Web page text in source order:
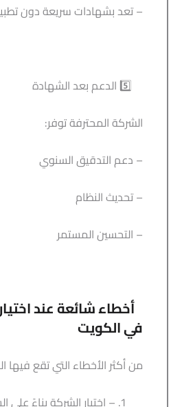
– تعد بشهادات سريعة دون
الشركة المحترفة توفر:
– دعم التدقيق السنوي
– تحديث النظام
– التحسين المستمر
أخطاء شائعة عند
في الكويت
من أكثر الأخطاء التي تقع
– اختيار الشركة بناءً